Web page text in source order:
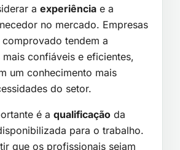
a experiência e a
no mercado. Empresas
tendem a
confiáveis e eficientes,
um conhecimento mais
do setor.
é a qualificação da
para o trabalho.
que os profissionais sejam